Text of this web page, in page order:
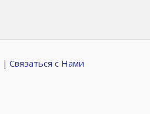
| Связаться с Нами